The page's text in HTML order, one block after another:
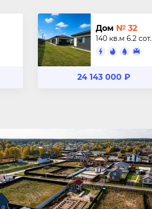
Дом № 32
140 кв.м 6.2 сот.
24 143 000 ₽